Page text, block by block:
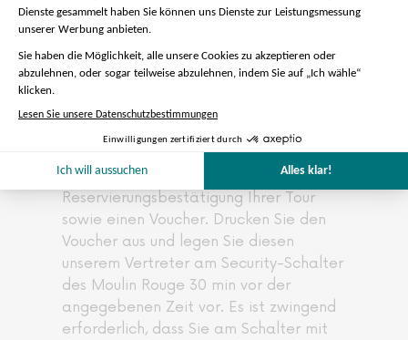
Eine Version für Kinder ist in
folgenden Sprachen verfügbar:
Französisch, Englisch, Spanisch,
Italienisch, Deutsch
Informationen zum
Bestätigungsschein:
Sie erhalten per E-Mail die
Reservierungsbestätigung Ihrer Tour
sowie einen Voucher. Drucken Sie den
Voucher aus und legen Sie diesen
unserem Vertreter am Security-Schalter
des Moulin Rouge 30 min vor der
angegebenen Zeit vor. Es ist zwingend
erforderlich, dass Sie am Schalter mit